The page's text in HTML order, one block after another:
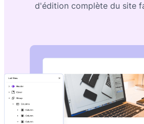
d'édition complète du site